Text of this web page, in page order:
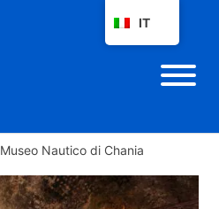
Museo Nautico di Chania
IT